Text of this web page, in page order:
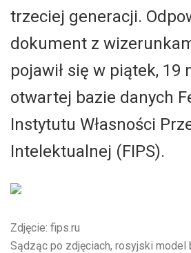
trzeciej generacji.
dokument z
pojawił się w piątek, 19
otwartej bazie danych
Instytutu Własności
Intelektualnej (FIPS).
Zdjęcie: fips.ru
Sądząc po zdjęciach, rosyjski model